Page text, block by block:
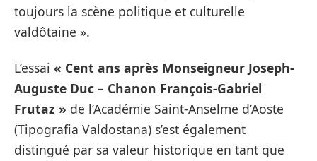
toujours la scène politique et culturelle
valdôtaine ».
L’essai « Cent ans après Monseigneur Joseph-
Auguste Duc – Chanon François-Gabriel
Frutaz » de l’Académie Saint-Anselme d’Aoste
(Tipografia Valdostana) s’est également
distingué par sa valeur historique en tant que